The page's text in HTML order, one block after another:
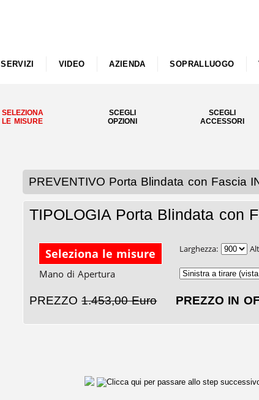
SERVIZI VIDEO AZIENDA SOPRALLUOGO
SELEZIONA
LE MISURE
SCEGLI
OPZIONI
SCEGLI
ACCESSORI
PREVENTIVO Porta Blindata con Fascia
TIPOLOGIA Porta Blindata con
Seleziona le misure Larghezza:
Mano di Apertura
PREZZO1.453,00 Euro PREZZO IN